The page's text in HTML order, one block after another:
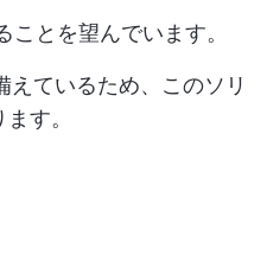
とを望んでいます。
ているため、このソリ
す。